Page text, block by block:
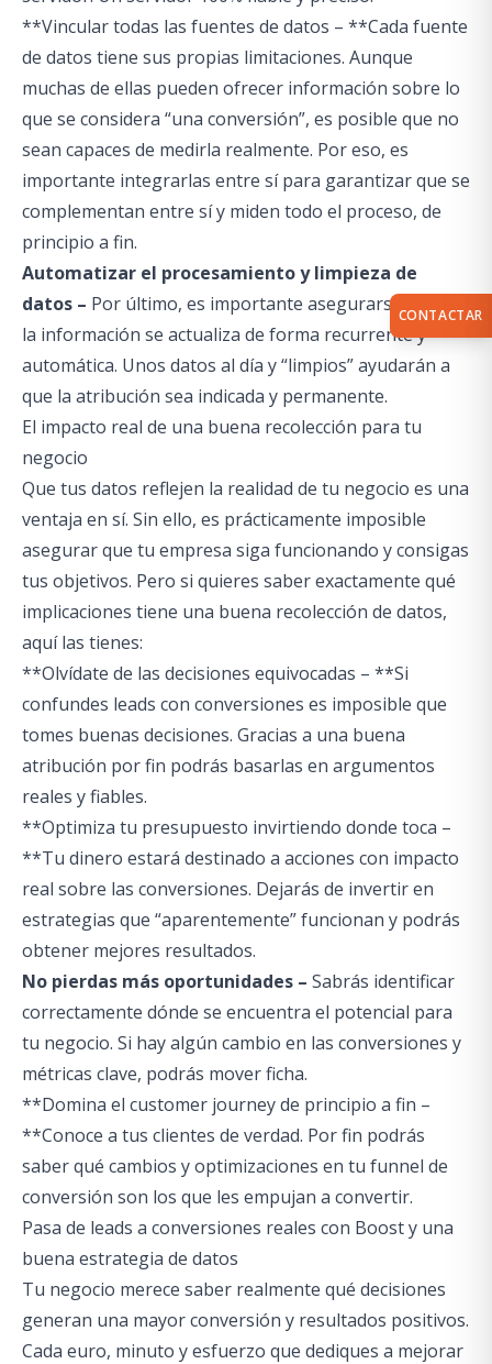
**Vincular todas las fuentes de datos – **Cada fuente
de datos tiene sus propias limitaciones. Aunque
muchas de ellas pueden ofrecer información sobre lo
que se considera “una conversión”, es posible que no
sean capaces de medirla realmente. Por eso, es
importante integrarlas entre sí para garantizar que se
complementan entre sí y miden todo el proceso, de
principio a fin.
Automatizar el procesamiento y limpieza de
datos – Por último, es importante asegurarse de que
la información se actualiza de forma recurrente y
automática. Unos datos al día y “limpios” ayudarán a
que la atribución sea indicada y permanente.
El impacto real de una buena recolección para tu
negocio
Que tus datos reflejen la realidad de tu negocio es una
ventaja en sí. Sin ello, es prácticamente imposible
asegurar que tu empresa siga funcionando y consigas
tus objetivos. Pero si quieres saber exactamente qué
implicaciones tiene una buena recolección de datos,
aquí las tienes:
**Olvídate de las decisiones equivocadas – **Si
confundes leads con conversiones es imposible que
tomes buenas decisiones. Gracias a una buena
atribución por fin podrás basarlas en argumentos
reales y fiables.
**Optimiza tu presupuesto invirtiendo donde toca –
**Tu dinero estará destinado a acciones con impacto
real sobre las conversiones. Dejarás de invertir en
estrategias que “aparentemente” funcionan y podrás
obtener mejores resultados.
No pierdas más oportunidades – Sabrás identificar
correctamente dónde se encuentra el potencial para
tu negocio. Si hay algún cambio en las conversiones y
métricas clave, podrás mover ficha.
**Domina el customer journey de principio a fin –
**Conoce a tus clientes de verdad. Por fin podrás
saber qué cambios y optimizaciones en tu funnel de
conversión son los que les empujan a convertir.
Pasa de leads a conversiones reales con Boost y una
buena estrategia de datos
Tu negocio merece saber realmente qué decisiones
generan una mayor conversión y resultados positivos.
Cada euro, minuto y esfuerzo que dediques a mejorar
CONTACTAR